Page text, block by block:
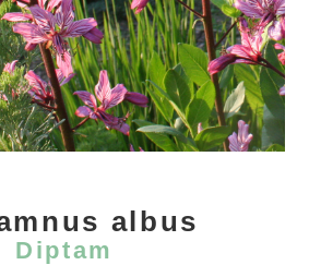
albus
Diptam